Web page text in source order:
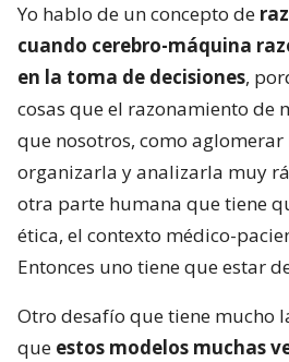
Yo hablo de un concepto de
cuando cerebro-máquina
en la toma de decisiones,
cosas que el razonamiento de
que nosotros, como
organizarla y analizarla muy
otra parte humana que tiene
ética, el contexto médico-
Entonces uno tiene que estar
Otro desafío que tiene mucho
que estos modelos muchas